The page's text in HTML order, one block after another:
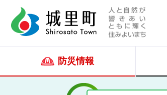
人
防災情報